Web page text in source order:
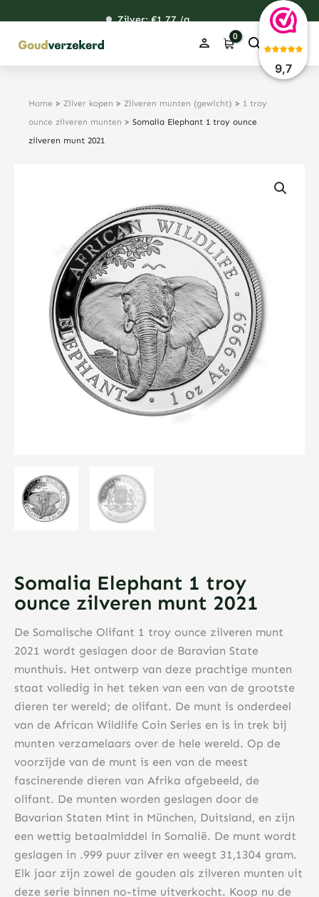
9,7
inhoud
120,76
Zilver: €1,77/g
48,59
38,39
Home > Zilver kopen > Zilveren munten (gewicht) > 1 troy
ounce zilveren munten > Somalia Elephant 1 troy ounce
zilveren munt 2021
Somalia Elephant 1 troy
ounce zilveren munt 2021
De Somalische Olifant 1 troy ounce zilveren munt
2021 wordt geslagen door de Baravian State
munthuis. Het ontwerp van deze prachtige munten
staat volledig in het teken van een van de grootste
dieren ter wereld; de olifant. De munt is onderdeel
van de African Wildlife Coin Series en is in trek bij
munten verzamelaars over de hele wereld. Op de
voorzijde van de munt is een van de meest
fascinerende dieren van Afrika afgebeeld, de
olifant. De munten worden geslagen door de
Bavarian Staten Mint in München, Duitsland, en zijn
een wettig betaalmiddel in Somalië. De munt wordt
geslagen in .999 puur zilver en weegt 31,1304 gram.
Elk jaar zijn zowel de gouden als zilveren munten uit
deze serie binnen no-time uitverkocht. Koop nu de